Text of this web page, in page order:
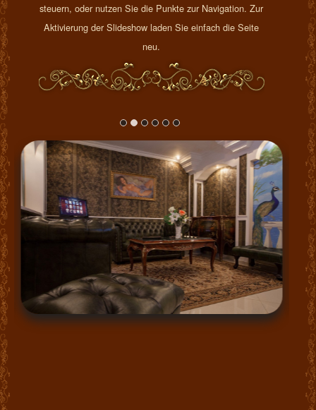
steuern, oder nutzen Sie die Punkte zur Navigation. Zur
Aktivierung der Slideshow laden Sie einfach die Seite
neu.